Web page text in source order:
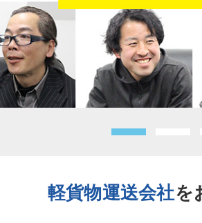
軽貨物運送会社を